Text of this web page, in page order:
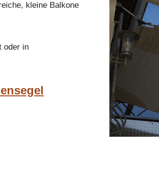
kleine Balkone
oder in